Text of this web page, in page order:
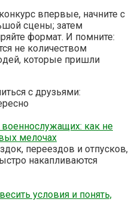
впервые, начните с
сцены; затем
формат. И помните:
не количеством
которые пришли
с друзьями:
как не
мелочах
переездов и отпусков,
накапливаются
условия и понять,